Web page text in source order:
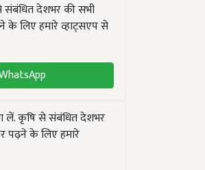
संबंधित देशभर की सभी
के लिए हमारे व्हाट्सएप से
लें. कृषि से संबंधित देशभर
पढ़ने के लिए हमारे